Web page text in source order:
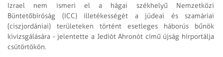
Izrael nem ismeri el a hágai székhelyű Nemzetközi
Büntetőbíróság (ICC) illetékességét a júdeai és szamáriai
(ciszjordániai) területeken történt esetleges háborús bűnök
kivizsgálására - jelentette a Jediót Ahronót című újság hírportálja
csütörtökön.